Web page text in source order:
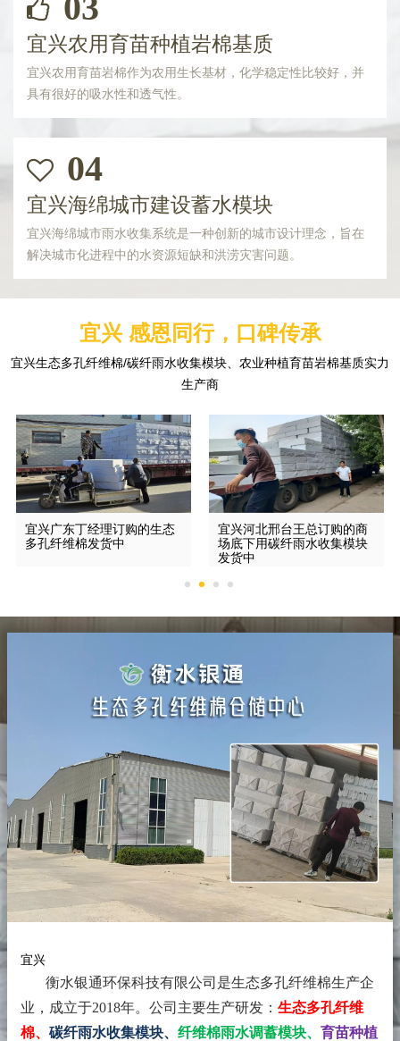
宜兴农用育苗种植岩棉基质
宜兴农用育苗岩棉作为农用生长基材，化学稳定性比较好，并
具有很好的吸水性和透气性。
04
宜兴海绵城市建设蓄水模块
宜兴海绵城市雨水收集系统是一种创新的城市设计理念，旨在
解决城市化进程中的水资源短缺和洪涝灾害问题。
宜兴 感恩同行，口碑传承
宜兴生态多孔纤维棉/碳纤雨水收集模块、农业种植育苗岩棉基质实力
生产商
宜兴广东丁经理订购的生态
多孔纤维棉发货中
宜兴河北邢台王总订购的商
场底下用碳纤雨水收集模块
发货中
宜兴
衡水银通环保科技有限公司是生态多孔纤维棉生产企
业，成立于2018年。 公司主要生产研发： 生态多孔纤维
棉、 碳纤雨水收集模块、 纤维棉雨水调蓄模块、 育苗种植